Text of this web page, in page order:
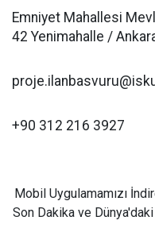
Emniyet Mahallesi
42 Yenimahalle /
+90 312 216 3927
Mobil Uygulamamızı
Son Dakika ve